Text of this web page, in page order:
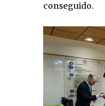
conseguido.